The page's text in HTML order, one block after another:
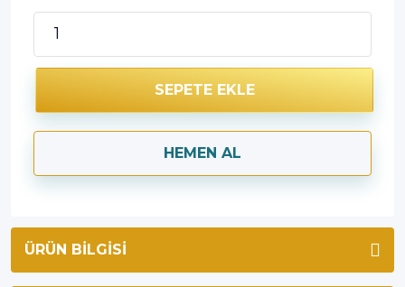
SEPETE EKLE
HEMEN AL
ÜRÜN BILGISI